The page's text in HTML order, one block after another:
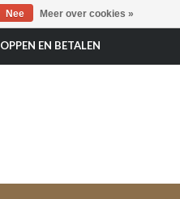
EN BETALEN
Nee Meer over cookies »